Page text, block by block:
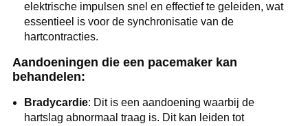
elektrische impulsen snel en effectief te geleiden, wat
essentieel is voor de synchronisatie van de
hartcontracties.
Aandoeningen die een pacemaker kan
behandelen:
Bradycardie: Dit is een aandoening waarbij de
hartslag abnormaal traag is. Dit kan leiden tot